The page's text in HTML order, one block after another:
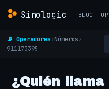
Sinologic BLOG
📡 Operadores›Números›
911173395
¿Quién llama